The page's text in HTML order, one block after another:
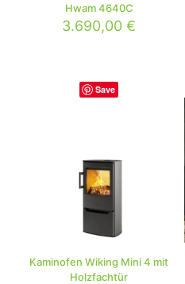
Hwam 4640C
3.690,00€
Save
Kaminofen Wiking Mini 4 mit
Holzfachtür